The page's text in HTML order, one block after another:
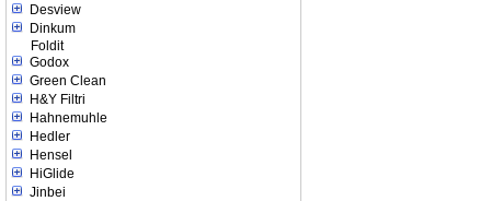
Desview
Dinkum
Foldit
Godox
Green Clean
H&Y Filtri
Hahnemuhle
Hedler
Hensel
HiGlide
Jinbei